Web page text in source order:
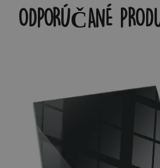
ODPORÚČANÉ